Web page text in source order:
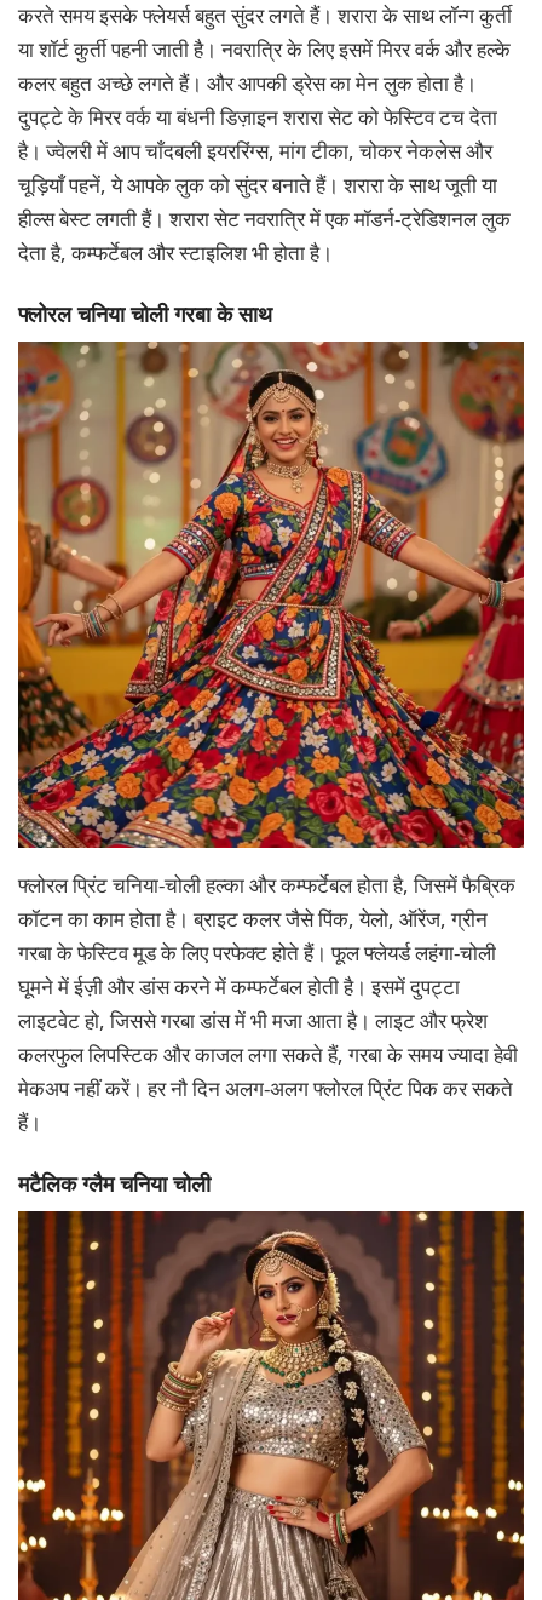
करते समय इसके फ्लेयर्स बहुत सुंदर लगते हैं। शरारा के साथ लॉन्ग कुर्ती
या शॉर्ट कुर्ती पहनी जाती है। नवरात्रि के लिए इसमें मिरर वर्क और हल्के
कलर बहुत अच्छे लगते हैं। और आपकी ड्रेस का मेन लुक होता है।
दुपट्टे के मिरर वर्क या बंधनी डिज़ाइन शरारा सेट को फेस्टिव टच देता
है। ज्वेलरी में आप चाँदबली इयररिंग्स, मांग टीका, चोकर नेकलेस और
चूड़ियाँ पहनें, ये आपके लुक को सुंदर बनाते हैं। शरारा के साथ जूती या
हील्स बेस्ट लगती हैं। शरारा सेट नवरात्रि में एक मॉडर्न-ट्रेडिशनल लुक
देता है, कम्फर्टेबल और स्टाइलिश भी होता है।
फ्लोरल चनिया चोली गरबा के साथ
फ्लोरल प्रिंट चनिया-चोली हल्का और कम्फर्टेबल होता है, जिसमें फैब्रिक
कॉटन का काम होता है। ब्राइट कलर जैसे पिंक, येलो, ऑरेंज, ग्रीन
गरबा के फेस्टिव मूड के लिए परफेक्ट होते हैं। फूल फ्लेयर्ड लहंगा-चोली
घूमने में ईज़ी और डांस करने में कम्फर्टेबल होती है। इसमें दुपट्टा
लाइटवेट हो, जिससे गरबा डांस में भी मजा आता है। लाइट और फ्रेश
कलरफुल लिपस्टिक और काजल लगा सकते हैं, गरबा के समय ज्यादा हेवी
मेकअप नहीं करें। हर नौ दिन अलग-अलग फ्लोरल प्रिंट पिक कर सकते
हैं।
मटैलिक ग्लैम चनिया चोली